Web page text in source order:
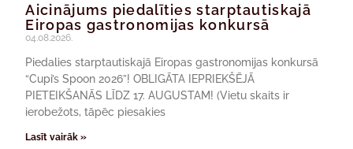
Aicinājums piedalīties starptautiskajā
Eiropas gastronomijas konkursā
04.08.2026.
Piedalies starptautiskajā Eiropas gastronomijas konkursā
“Cupi’s Spoon 2026”! OBLIGĀTA IEPRIEKŠĒJĀ
PIETEIKŠANĀS LĪDZ 17. AUGUSTAM! (Vietu skaits ir
ierobežots, tāpēc piesakies
Lasīt vairāk »